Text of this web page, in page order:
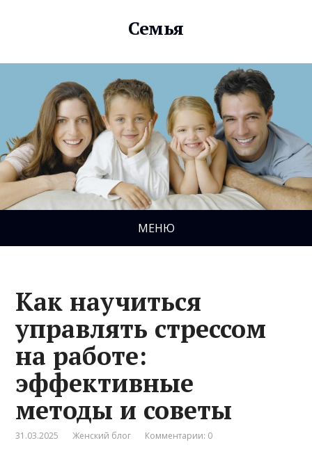
Семья
МЕНЮ
Как научиться
управлять стрессом
на работе:
эффективные
методы и советы
31.03.2025 Женский блог Комментарии: 0